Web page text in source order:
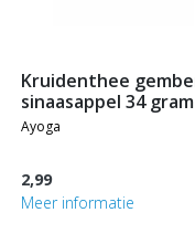
kruidenthee gember
sinaasappel 34 gram
ayoga
2,99
Meer informatie